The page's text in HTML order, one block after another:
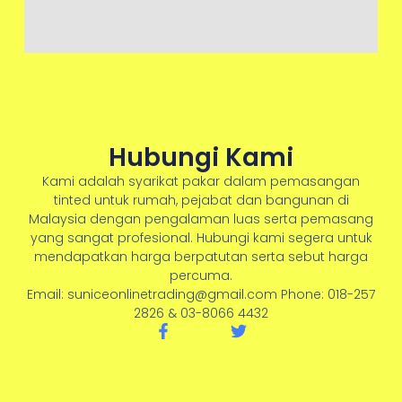
Hubungi Kami
Kami adalah syarikat pakar dalam pemasangan
tinted untuk rumah, pejabat dan bangunan di
Malaysia dengan pengalaman luas serta pemasang
yang sangat profesional. Hubungi kami segera untuk
mendapatkan harga berpatutan serta sebut harga
percuma.
Email: suniceonlinetrading@gmail.com Phone: 018-257
2826 & 03-8066 4432
F
T